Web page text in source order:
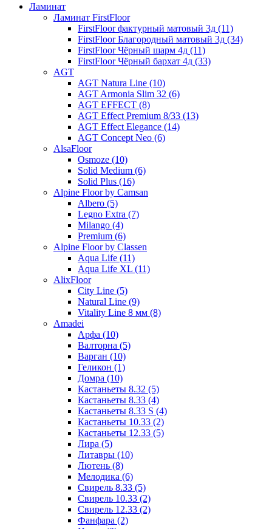
Ламинат
Ламинат FirstFloor
FirstFloor фактурный матовый 3д (11)
FirstFloor Благородный матовый 3д (34)
FirstFloor Чёрный шарм 4д (11)
FirstFloor Чёрный бархат 4д (33)
AGT
AGT Natura Line (10)
AGT Armonia Slim 32 (6)
AGT EFFECT (8)
AGT Effect Premium 8/33 (13)
AGT Effect Elegance (14)
AGT Concept Neo (6)
AlsaFloor
Osmoze (10)
Solid Medium (6)
Solid Plus (16)
Alpine Floor by Camsan
Albero (5)
Legno Extra (7)
Milango (4)
Premium (6)
Alpine Floor by Classen
Aqua Life (11)
Aqua Life XL (11)
AlixFloor
City Line (5)
Natural Line (9)
Vitality Line 8 мм (8)
Amadei
Арфа (10)
Валторна (5)
Варган (10)
Геликон (1)
Домра (10)
Кастаньеты 8.32 (5)
Кастаньеты 8.33 (4)
Кастаньеты 8.33 S (4)
Кастаньеты 10.33 (2)
Кастаньеты 12.33 (5)
Лира (5)
Литавры (10)
Лютень (8)
Мелодика (6)
Свирель 8.33 (5)
Свирель 10.33 (2)
Свирель 12.33 (2)
Фанфара (2)